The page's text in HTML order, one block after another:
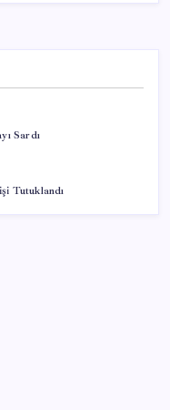
Sardı
Tutuklandı